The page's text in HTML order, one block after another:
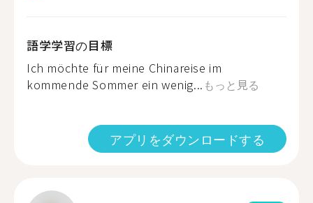
語学学習の目標
Ich möchte für meine Chinareise im
kommende Sommer ein wenig... もっと見る
アプリをダウンロードする